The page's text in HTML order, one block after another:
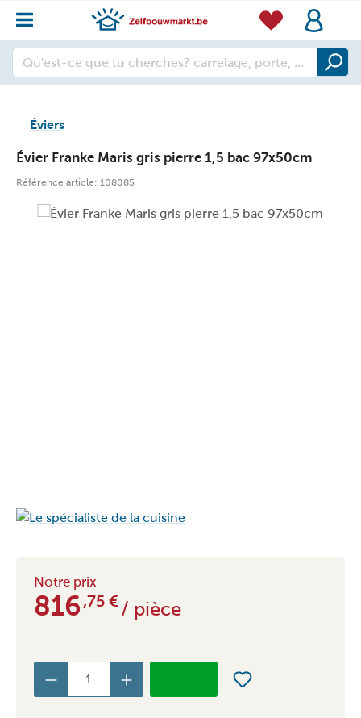
Éviers
Évier Franke Maris gris pierre 1,5 bac 97x50cm
Référence article: 108085
Notre prix
816 ,75 €/ pièce